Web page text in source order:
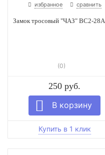
избранное сравнить
Замок тросовый "ЧАЗ" ВС2-28А
(0)
250 руб.